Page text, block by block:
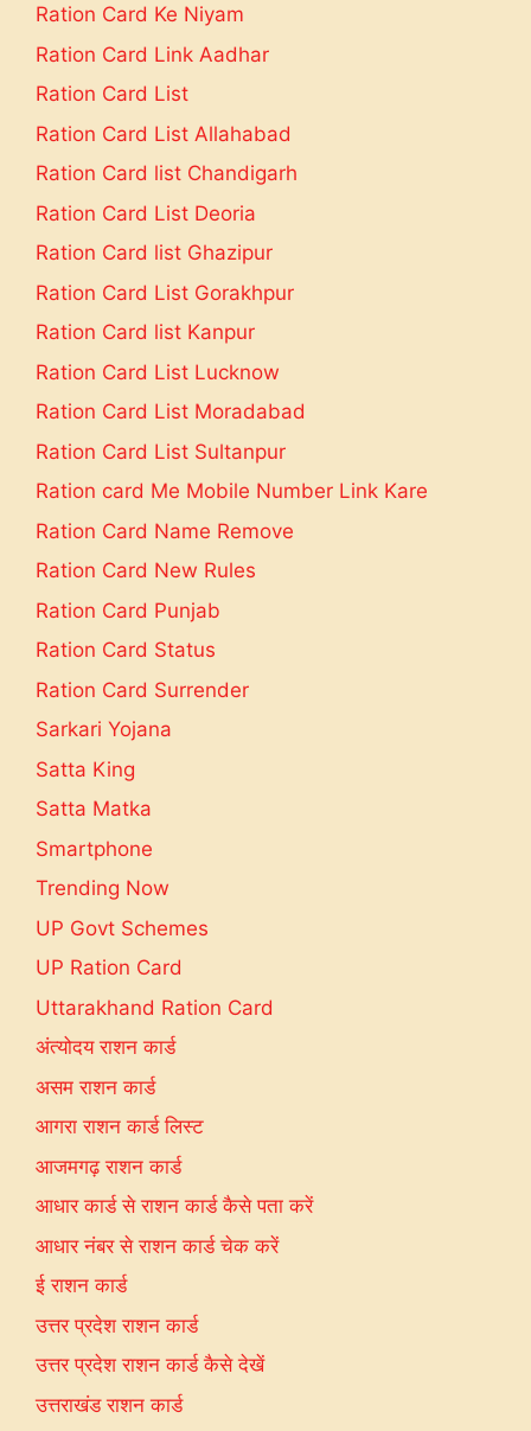
Ration Card Ke Niyam
Ration Card Link Aadhar
Ration Card List
Ration Card List Allahabad
Ration Card list Chandigarh
Ration Card List Deoria
Ration Card list Ghazipur
Ration Card List Gorakhpur
Ration Card list Kanpur
Ration Card List Lucknow
Ration Card List Moradabad
Ration Card List Sultanpur
Ration card Me Mobile Number Link Kare
Ration Card Name Remove
Ration Card New Rules
Ration Card Punjab
Ration Card Status
Ration Card Surrender
Sarkari Yojana
Satta King
Satta Matka
Smartphone
Trending Now
UP Govt Schemes
UP Ration Card
Uttarakhand Ration Card
अंत्योदय राशन कार्ड
असम राशन कार्ड
आगरा राशन कार्ड लिस्ट
आजमगढ़ राशन कार्ड
आधार कार्ड से राशन कार्ड कैसे पता करें
आधार नंबर से राशन कार्ड चेक करें
ई राशन कार्ड
उत्तर प्रदेश राशन कार्ड
उत्तर प्रदेश राशन कार्ड कैसे देखें
उत्तराखंड राशन कार्ड